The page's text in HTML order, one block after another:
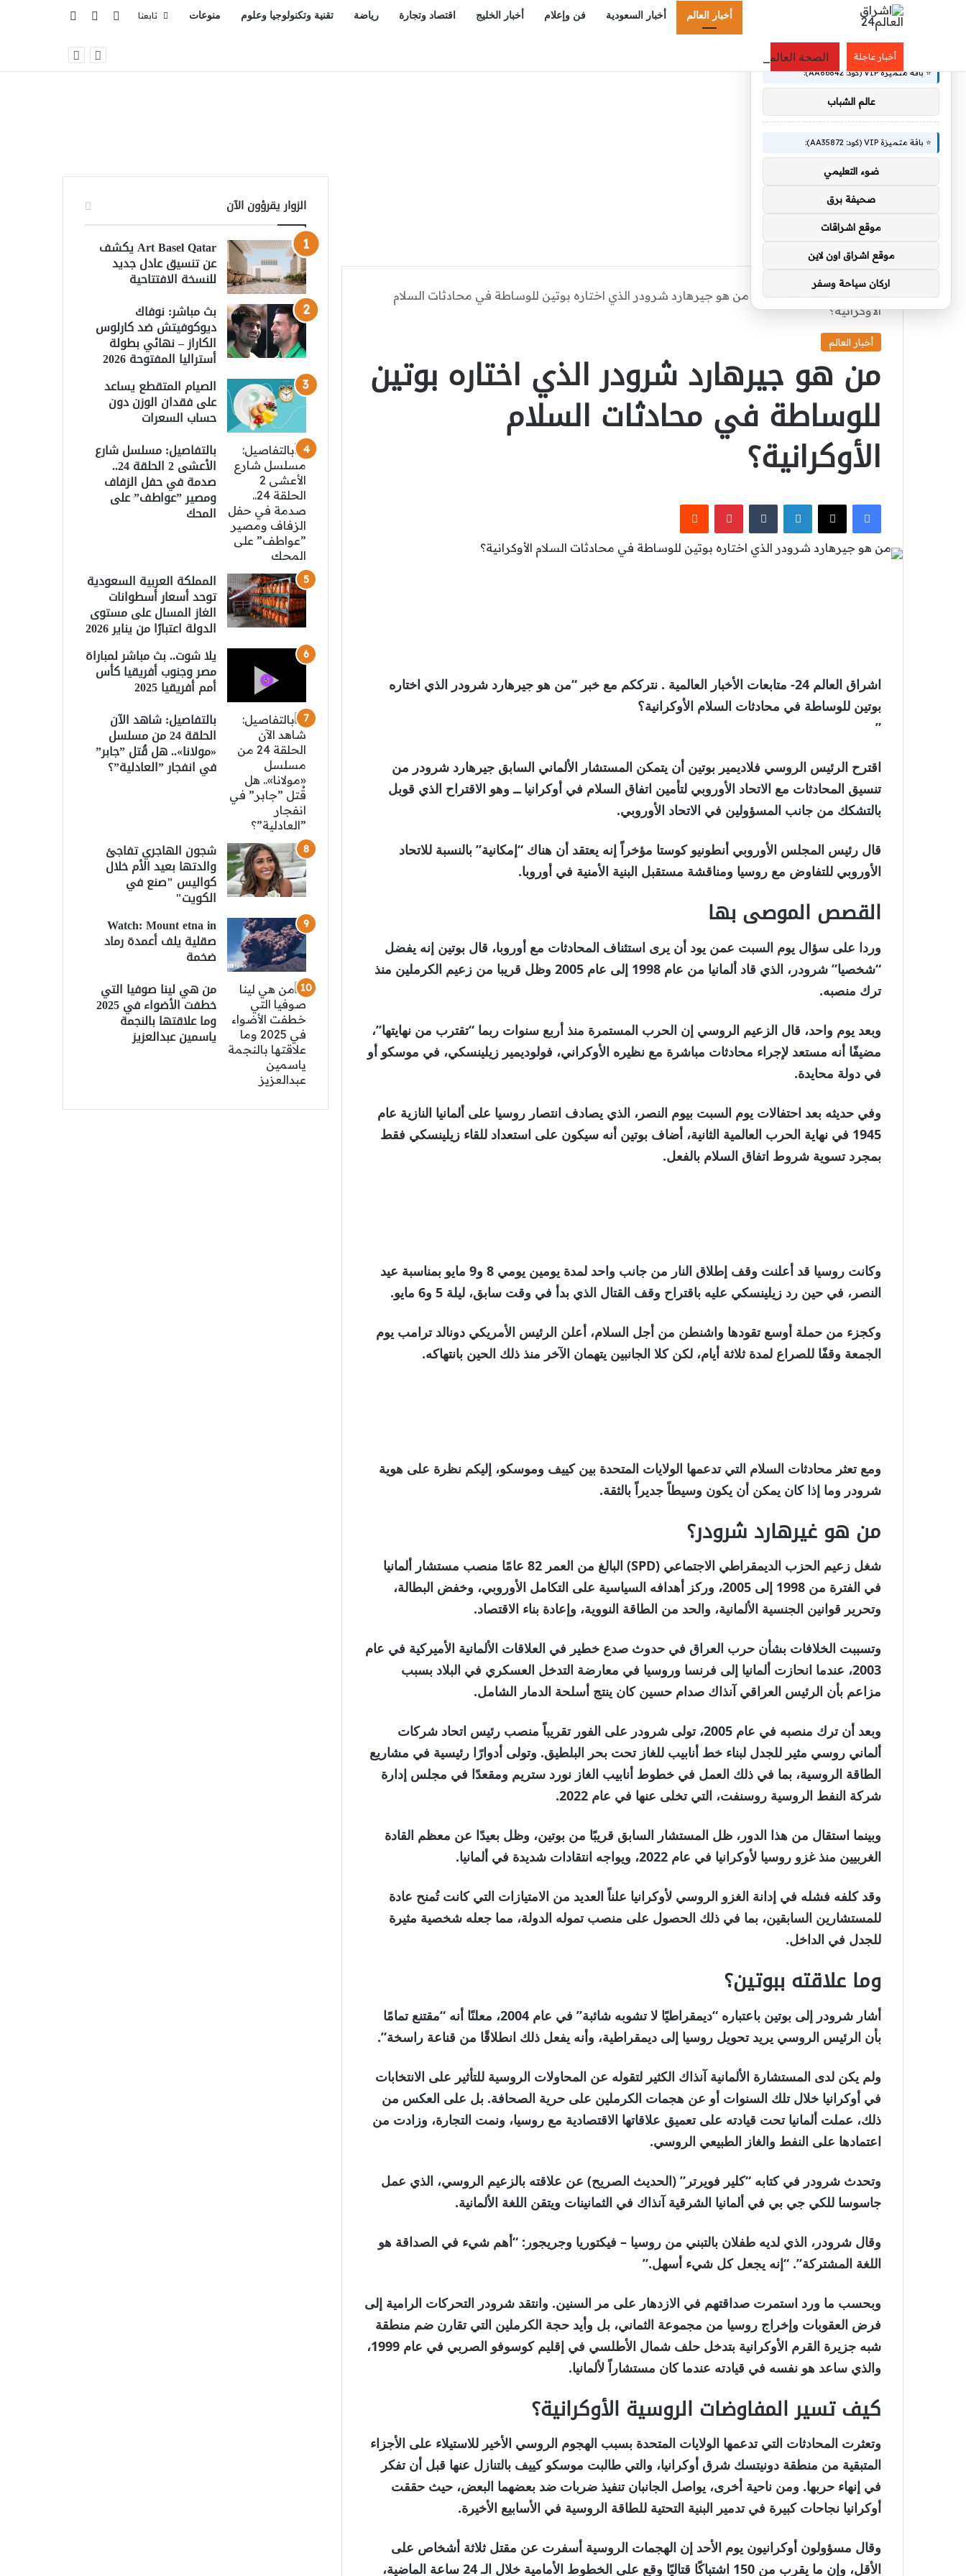
أخبار العالم أخبار السعودية فن وإعلام أخبار الخليج اقتصاد وتجارة رياضة تقنية وتكنولوجيا وعلوم منوعات تابعنا تسجيل الدخول
إضافة عمود
أخبار عاجلة الصحة العالمية توصي بتجربة لقاح «إرفيبو» لمواجهة فيروس بونديبوجيو بالكونغو
الرئيسية/أخبار العالم
من هو جيرهارد شرودر الذي اختاره بوتين للوساطة في محادثات السلام
الأوكرانية؟
أخبار العالم
من هو جيرهارد شرودر الذي اختاره بوتين
للوساطة في محادثات السلام
الأوكرانية؟
فيسبوك
‫X لينكدإن بينتيريست
اشراق العالم 24- متابعات الأخبار العالمية . نترككم مع خبر “من هو جيرهارد شرودر الذي اختاره
بوتين للوساطة في محادثات السلام الأوكرانية؟
”
اقترح الرئيس الروسي فلاديمير بوتين أن يتمكن المستشار الألماني السابق جيرهارد شرودر من
تنسيق المحادثات مع الاتحاد الأوروبي لتأمين اتفاق السلام في أوكرانيا ــ وهو الاقتراح الذي قوبل
بالتشكك من جانب المسؤولين في الاتحاد الأوروبي.
قال رئيس المجلس الأوروبي أنطونيو كوستا مؤخراً إنه يعتقد أن هناك “إمكانية” بالنسبة للاتحاد
الأوروبي للتفاوض مع روسيا ومناقشة مستقبل البنية الأمنية في أوروبا.
القصص الموصى بها
قائمة
من
3
نهاية
القائمة
وردا على سؤال يوم السبت عمن يود أن يرى استئناف المحادثات مع أوروبا، قال بوتين إنه يفضل
“شخصيا” شرودر، الذي قاد ألمانيا من عام 1998 إلى عام 2005 وظل قريبا من زعيم الكرملين منذ
ترك منصبه.
وبعد يوم واحد، قال الزعيم الروسي إن الحرب المستمرة منذ أربع سنوات ربما “تقترب من نهايتها”،
مضيفًا أنه مستعد لإجراء محادثات مباشرة مع نظيره الأوكراني، فولوديمير زيلينسكي، في موسكو أو
في دولة محايدة.
وفي حديثه بعد احتفالات يوم السبت بيوم النصر، الذي يصادف انتصار روسيا على ألمانيا النازية عام
1945 في نهاية الحرب العالمية الثانية، أضاف بوتين أنه سيكون على استعداد للقاء زيلينسكي فقط
بمجرد تسوية شروط اتفاق السلام بالفعل.
وكانت روسيا قد أعلنت وقف إطلاق النار من جانب واحد لمدة يومين يومي 8 و9 مايو بمناسبة عيد
النصر، في حين رد زيلينسكي عليه باقتراح وقف القتال الذي بدأ في وقت سابق، ليلة 5 و6 مايو.
وكجزء من حملة أوسع تقودها واشنطن من أجل السلام، أعلن الرئيس الأمريكي دونالد ترامب يوم
الجمعة وقفًا للصراع لمدة ثلاثة أيام، لكن كلا الجانبين يتهمان الآخر منذ ذلك الحين بانتهاكه.
ومع تعثر محادثات السلام التي تدعمها الولايات المتحدة بين كييف وموسكو، إليكم نظرة على هوية
شرودر وما إذا كان يمكن أن يكون وسيطاً جديراً بالثقة.
من هو غيرهارد شرودر؟
شغل زعيم الحزب الديمقراطي الاجتماعي (SPD) البالغ من العمر 82 عامًا منصب مستشار ألمانيا
في الفترة من 1998 إلى 2005، وركز أهدافه السياسية على التكامل الأوروبي، وخفض البطالة،
وتحرير قوانين الجنسية الألمانية، والحد من الطاقة النووية، وإعادة بناء الاقتصاد.
وتسببت الخلافات بشأن حرب العراق في حدوث صدع خطير في العلاقات الألمانية الأميركية في عام
2003، عندما انحازت ألمانيا إلى فرنسا وروسيا في معارضة التدخل العسكري في البلاد بسبب
مزاعم بأن الرئيس العراقي آنذاك صدام حسين كان ينتج أسلحة الدمار الشامل.
وبعد أن ترك منصبه في عام 2005، تولى شرودر على الفور تقريباً منصب رئيس اتحاد شركات
ألماني روسي مثير للجدل لبناء خط أنابيب للغاز تحت بحر البلطيق. وتولى أدوارًا رئيسية في مشاريع
الطاقة الروسية، بما في ذلك العمل في خطوط أنابيب الغاز نورد ستريم ومقعدًا في مجلس إدارة
شركة النفط الروسية روسنفت، التي تخلى عنها في عام 2022.
وبينما استقال من هذا الدور، ظل المستشار السابق قريبًا من بوتين، وظل بعيدًا عن معظم القادة
الغربيين منذ غزو روسيا لأوكرانيا في عام 2022، ويواجه انتقادات شديدة في ألمانيا.
وقد كلفه فشله في إدانة الغزو الروسي لأوكرانيا علناً العديد من الامتيازات التي كانت تُمنح عادة
للمستشارين السابقين، بما في ذلك الحصول على منصب تموله الدولة، مما جعله شخصية مثيرة
للجدل في الداخل.
وما علاقته ببوتين؟
أشار شرودر إلى بوتين باعتباره “ديمقراطيًا لا تشوبه شائبة” في عام 2004، معلنًا أنه “مقتنع تمامًا
بأن الرئيس الروسي يريد تحويل روسيا إلى ديمقراطية، وأنه يفعل ذلك انطلاقًا من قناعة راسخة”.
ولم يكن لدى المستشارة الألمانية آنذاك الكثير لتقوله عن المحاولات الروسية للتأثير على الانتخابات
في أوكرانيا خلال تلك السنوات أو عن هجمات الكرملين على حرية الصحافة. بل على العكس من
ذلك، عملت ألمانيا تحت قيادته على تعميق علاقاتها الاقتصادية مع روسيا، ونمت التجارة، وزادت من
اعتمادها على النفط والغاز الطبيعي الروسي.
وتحدث شرودر في كتابه “كلير فويرتر” (الحديث الصريح) عن علاقته بالزعيم الروسي، الذي عمل
جاسوسا للكي جي بي في ألمانيا الشرقية آنذاك في الثمانينات ويتقن اللغة الألمانية.
وقال شرودر، الذي لديه طفلان بالتبني من روسيا – فيكتوريا وجريجور: “أهم شيء في الصداقة هو
اللغة المشتركة”. “إنه يجعل كل شيء أسهل.”
وبحسب ما ورد استمرت صداقتهم في الازدهار على مر السنين. وانتقد شرودر التحركات الرامية إلى
فرض العقوبات وإخراج روسيا من مجموعة الثماني، بل وأيد حجة الكرملين التي تقارن ضم منطقة
شبه جزيرة القرم الأوكرانية بتدخل حلف شمال الأطلسي في إقليم كوسوفو الصربي في عام 1999،
والذي ساعد هو نفسه في قيادته عندما كان مستشاراً لألمانيا.
كيف تسير المفاوضات الروسية الأوكرانية؟
وتعثرت المحادثات التي تدعمها الولايات المتحدة بسبب الهجوم الروسي الأخير للاستيلاء على الأجزاء
المتبقية من منطقة دونيتسك شرق أوكرانيا، والتي طالبت موسكو كييف بالتنازل عنها قبل أن تفكر
في إنهاء حربها. ومن ناحية أخرى، يواصل الجانبان تنفيذ ضربات ضد بعضهما البعض، حيث حققت
أوكرانيا نجاحات كبيرة في تدمير البنية التحتية للطاقة الروسية في الأسابيع الأخيرة.
وقال مسؤولون أوكرانيون يوم الأحد إن الهجمات الروسية أسفرت عن مقتل ثلاثة أشخاص على
الأقل، وإن ما يقرب من 150 اشتباكًا قتاليًا وقع على الخطوط الأمامية خلال الـ 24 ساعة الماضية،
الزوار يقرؤون الآن
Art Basel Qatar يكشف
عن تنسيق عادل جديد
للنسخة الافتتاحية
بث مباشر: نوفاك
ديوكوفيتش ضد كارلوس
الكاراز – نهائي بطولة
أستراليا المفتوحة 2026
الصيام المتقطع يساعد
على فقدان الوزن دون
حساب السعرات
بالتفاصيل: مسلسل شارع
الأعشى 2 الحلقة 24..
صدمة في حفل الزفاف
ومصير ”عواطف” على
المحك
المملكة العربية السعودية
توحد أسعار أسطوانات
الغاز المسال على مستوى
الدولة اعتبارًا من يناير 2026
يلا شوت.. بث مباشر لمباراة
مصر وجنوب أفريقيا كأس
أمم أفريقيا 2025
بالتفاصيل: شاهد الآن
الحلقة 24 من مسلسل
«مولانا».. هل قُتل ”جابر”
في انفجار ”العادلية”؟
شجون الهاجري تفاجئ
والدتها بعيد الأم خلال
كواليس "صنع في
الكويت"
Watch: Mount etna in
صقلية يلف أعمدة رماد
ضخمة
من هي لينا صوفيا التي
خطفت الأضواء في 2025
وما علاقتها بالنجمة
ياسمين عبدالعزيز
⭐ باقة متميزة VIP (كود: AA86842):
عالم الشباب
⭐ باقة متميزة VIP (كود: AA35872):
ضوء التعليمي
صحيفة برق
موقع اشراقات
موقع اشراق اون لاين
اركان سياحة وسفر